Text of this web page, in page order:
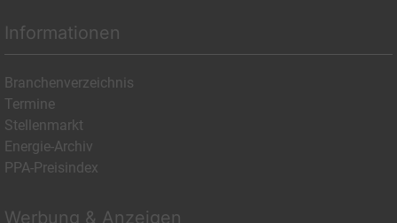
Informationen
Branchenverzeichnis
Termine
Stellenmarkt
Energie-Archiv
PPA-Preisindex
Werbung & Anzeigen